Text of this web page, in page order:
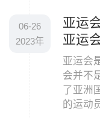
啡并不
06-26
2023年
亚运
亚运
亚运会
会并不
了亚洲
的运动